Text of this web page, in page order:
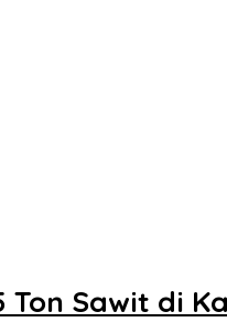
Ton Sawit di